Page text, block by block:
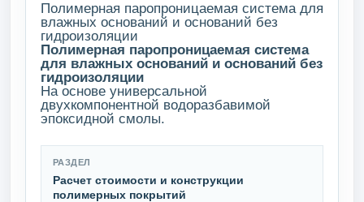
Полимерная паропроницаемая система для
влажных оснований и оснований без
гидроизоляции
Полимерная паропроницаемая система
для влажных оснований и оснований без
гидроизоляции
На основе универсальной
двухкомпонентной водоразбавимой
эпоксидной смолы.
РАЗДЕЛ
Расчет стоимости и конструкции
полимерных покрытий